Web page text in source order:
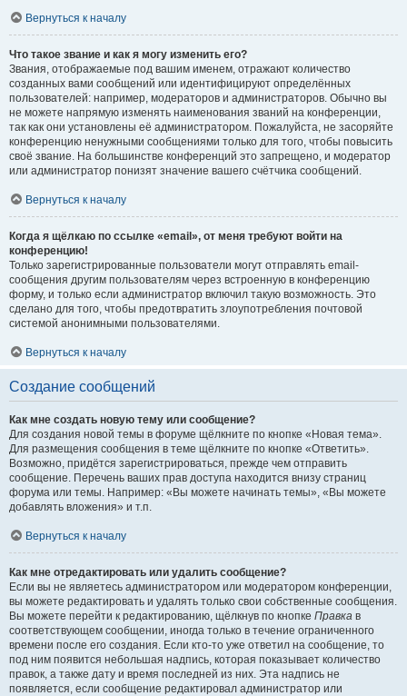
Вернуться к началу
Что такое звание и как я могу изменить его?
Звания, отображаемые под вашим именем, отражают количество
созданных вами сообщений или идентифицируют определённых
пользователей: например, модераторов и администраторов. Обычно вы
не можете напрямую изменять наименования званий на конференции,
так как они установлены её администратором. Пожалуйста, не засоряйте
конференцию ненужными сообщениями только для того, чтобы повысить
своё звание. На большинстве конференций это запрещено, и модератор
или администратор понизят значение вашего счётчика сообщений.
Вернуться к началу
Когда я щёлкаю по ссылке «email», от меня требуют войти на
конференцию!
Только зарегистрированные пользователи могут отправлять email-
сообщения другим пользователям через встроенную в конференцию
форму, и только если администратор включил такую возможность. Это
сделано для того, чтобы предотвратить злоупотребления почтовой
системой анонимными пользователями.
Вернуться к началу
Создание сообщений
Как мне создать новую тему или сообщение?
Для создания новой темы в форуме щёлкните по кнопке «Новая тема».
Для размещения сообщения в теме щёлкните по кнопке «Ответить».
Возможно, придётся зарегистрироваться, прежде чем отправить
сообщение. Перечень ваших прав доступа находится внизу страниц
форума или темы. Например: «Вы можете начинать темы», «Вы можете
добавлять вложения» и т.п.
Вернуться к началу
Как мне отредактировать или удалить сообщение?
Если вы не являетесь администратором или модератором конференции,
вы можете редактировать и удалять только свои собственные сообщения.
Вы можете перейти к редактированию, щёлкнув по кнопке Правка в
соответствующем сообщении, иногда только в течение ограниченного
времени после его создания. Если кто-то уже ответил на сообщение, то
под ним появится небольшая надпись, которая показывает количество
правок, а также дату и время последней из них. Эта надпись не
появляется, если сообщение редактировал администратор или